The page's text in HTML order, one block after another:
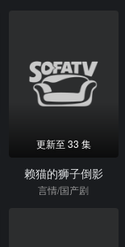
更新至 33 集
赖猫的狮子倒影
言情/国产剧